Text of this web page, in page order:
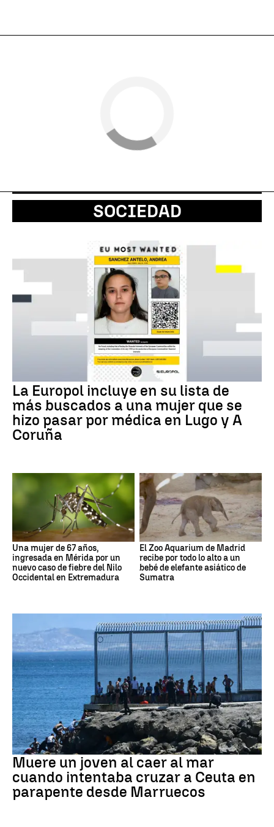
SOCIEDAD
La Europol incluye en su lista de
más buscados a una mujer que se
hizo pasar por médica en Lugo y A
Coruña
Una mujer de 67 años,
ingresada en Mérida por un
nuevo caso de fiebre del Nilo
Occidental en Extremadura
El Zoo Aquarium de Madrid
recibe por todo lo alto a un
bebé de elefante asiático de
Sumatra
Ceuta
Muere un joven al caer al mar
cuando intentaba cruzar a Ceuta en
parapente desde Marruecos